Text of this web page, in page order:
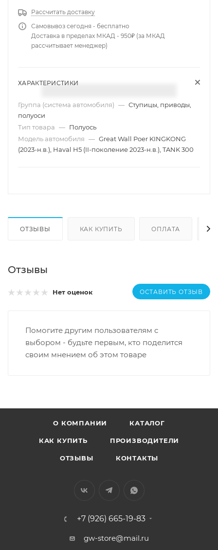
Рассчитать доставку
Самовывоз сегодня - бесплатно
Доставка в пределах МКАД - 950₽ (за МКАД
рассчитывает менеджер)
ХАРАКТЕРИСТИКИ
Группа (система автомобиля) — Ступицы, приводы,
полуоси
Тип товара — Полуось
Модель автомобиля — Great Wall Poer KINGKONG
(2023-н.в.), Haval H5 (II-поколение 2023-н.в.), TANK 300
ОТЗЫВЫ КАК КУПИТЬ ОПЛАТА
Отзывы
Нет оценок ОСТАВИТЬ ОТЗЫВ
Помогите другим пользователям с
выбором - будьте первым, кто поделится
своим мнением об этом товаре
О КОМПАНИИ КАТАЛОГ
КАК КУПИТЬ ПРОИЗВОДИТЕЛИ
ОТЗЫВЫ КОНТАКТЫ
+7 (926) 665-19-83
gw-store@mail.ru